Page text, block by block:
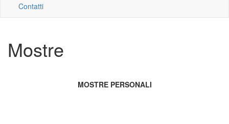
Contatti
Mostre
MOSTRE PERSONALI